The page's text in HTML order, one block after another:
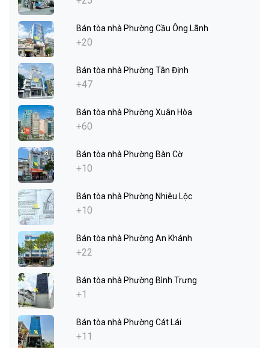
Bán tòa nhà Phường Cầu Ông Lãnh
+20
Bán tòa nhà Phường Tân Định
+47
Bán tòa nhà Phường Xuân Hòa
+60
Bán tòa nhà Phường Bàn Cờ
+10
Bán tòa nhà Phường Nhiêu Lộc
+10
Bán tòa nhà Phường An Khánh
+22
Bán tòa nhà Phường Bình Trưng
+1
Bán tòa nhà Phường Cát Lái
+11